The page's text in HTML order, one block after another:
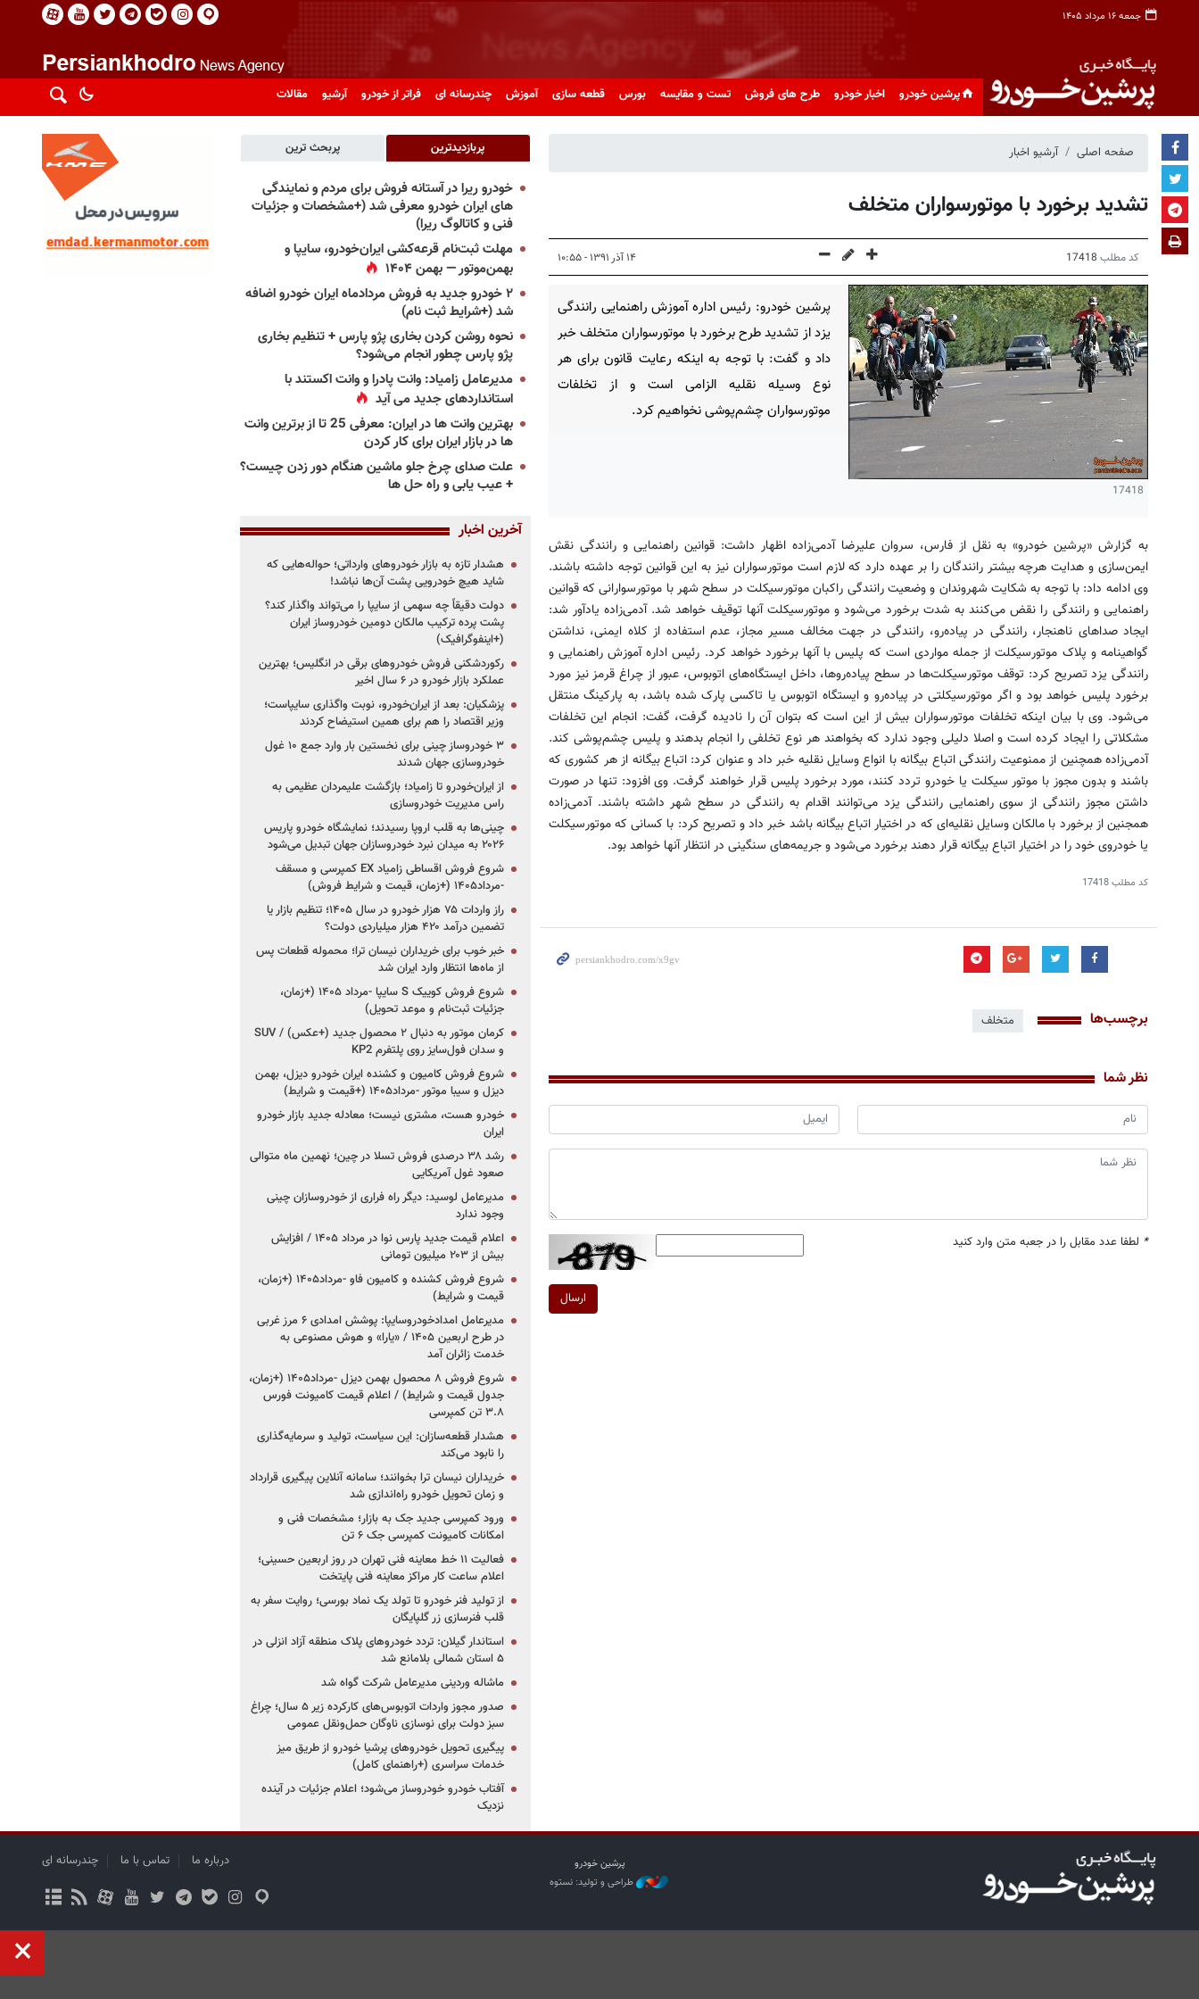
جمعه ۱۶ مرداد ۱۴۰۵
پرشین خودرو اخبار خودرو طرح های فروش تست و مقایسه بورس قطعه سازی آموزش چندرسانه ای فراتر از خودرو آرشیو مقالات
صفحه اصلی آرشیو اخبار
تشدید برخورد با موتورسواران متخلف
کد مطلب 17418 ۱۴ آذر ۱۳۹۱ - ۱۰:۵۵
17418
پرشین خودرو: رئیس اداره آموزش راهنمایی رانندگی
یزد از تشدید طرح برخورد با موتورسواران متخلف خبر
داد و گفت: با توجه به اینکه رعایت قانون برای هر
نوع وسیله نقلیه الزامی است و از تخلفات
موتورسواران چشم‌پوشی نخواهیم کرد.
به گزارش «پرشین خودرو» به نقل از فارس، سروان علیرضا آدمی‌زاده اظهار داشت: قوانین راهنمایی و رانندگی نقش
ایمن‌سازی و هدایت هرچه بیشتر رانندگان را بر عهده دارد که لازم است موتورسواران نیز به این قوانین توجه داشته باشند.
وی ادامه داد: با توجه به شکایت شهروندان و وضعیت رانندگی راکبان موتورسیکلت در سطح شهر با موتورسوارانی که قوانین
راهنمایی و رانندگی را نقض می‌کنند به شدت برخورد می‌شود و موتورسیکلت‌ آنها توقیف خواهد شد. آدمی‌زاده یادآور شد:
ایجاد صداهای ناهنجار، رانندگی در پیاده‌رو، رانندگی در جهت مخالف مسیر مجاز، عدم استفاده از کلاه ایمنی، نداشتن
گواهینامه و پلاک موتورسیکلت از جمله مواردی است که پلیس با آنها برخورد خواهد کرد. رئیس اداره آموزش راهنمایی و
رانندگی یزد تصریح کرد: توقف موتورسیکلت‌ها در سطح پیاده‌روها، داخل ایستگاه‌های اتوبوس، عبور از چراغ قرمز نیز مورد
برخورد پلیس خواهد بود و اگر موتورسیکلتی در پیاده‌رو و ایستگاه اتوبوس یا تاکسی پارک شده باشد، به پارکینگ منتقل
می‌شود. وی با بیان اینکه تخلفات موتورسواران بیش از این است که بتوان آن را نادیده گرفت، گفت: انجام این تخلفات
مشکلاتی را ایجاد کرده است و اصلا دلیلی وجود ندارد که بخواهند هر نوع تخلفی را انجام بدهند و پلیس چشم‌پوشی کند.
آدمی‌زاده همچنین از ممنوعیت رانندگی اتباع بیگانه با انواع وسایل نقلیه خبر داد و عنوان کرد: اتباع بیگانه از هر کشوری که
باشند و بدون مجوز با موتور سیکلت یا خودرو تردد کنند، مورد برخورد پلیس قرار خواهند گرفت. وی افزود: تنها در صورت
داشتن مجوز رانندگی از سوی راهنمایی رانندگی یزد می‌توانند اقدام به رانندگی در سطح شهر داشته باشند. آدمی‌زاده
همجنین از برخورد با مالکان وسایل نقلیه‌ای که در اختیار اتباع بیگانه باشد خبر داد و تصریح کرد: با کسانی که موتورسیکلت
یا خودروی خود را در اختیار اتباع بیگانه قرار دهند برخورد می‌شود و جریمه‌های سنگینی در انتظار آنها خواهد بود.
کد مطلب17418
برچسب‌ها متخلف
نظر شما
* لطفا عدد مقابل را در جعبه متن وارد کنید
ارسال
پربازدیدترین پربحث ترین
خودرو ریرا در آستانه فروش برای مردم و نمایندگی
های ایران خودرو معرفی شد (+مشخصات و جزئیات
فنی و کاتالوگ ریرا)
مهلت ثبت‌نام قرعه‌کشی ایران‌خودرو، سایپا و
بهمن‌موتور — بهمن ۱۴۰۴
۲ خودرو جدید به فروش مردادماه ایران خودرو اضافه
شد (+شرایط ثبت نام)
نحوه روشن کردن بخاری پژو پارس + تنظیم بخاری
پژو پارس چطور انجام می‌شود؟
مدیرعامل زامیاد: وانت پادرا و وانت اکستند با
استانداردهای جدید می آید
بهترین وانت ها در ایران: معرفی 25 تا از برترین وانت
ها در بازار ایران برای کار کردن
علت صدای چرخ جلو ماشین هنگام دور زدن چیست؟
+ عیب یابی و راه حل ها
آخرین اخبار
هشدار تازه به بازار خودروهای وارداتی؛ حواله‌هایی که
شاید هیچ خودرویی پشت آن‌ها نباشد!
دولت دقیقاً چه سهمی از سایپا را می‌تواند واگذار کند؟
پشت پرده ترکیب مالکان دومین خودروساز ایران
(+اینفوگرافیک)
رکوردشکنی فروش خودروهای برقی در انگلیس؛ بهترین
عملکرد بازار خودرو در ۶ سال اخیر
پزشکیان: بعد از ایران‌خودرو، نوبت واگذاری سایپاست؛
وزیر اقتصاد را هم برای همین استیضاح کردند
۳ خودروساز چینی برای نخستین بار وارد جمع ۱۰ غول
خودروسازی جهان شدند
از ایران‌خودرو تا زامیاد؛ بازگشت علیمردان عظیمی به
راس مدیریت خودروسازی
چینی‌ها به قلب اروپا رسیدند؛ نمایشگاه خودرو پاریس
۲۰۲۶ به میدان نبرد خودروسازان جهان تبدیل می‌شود
شروع فروش اقساطی زامیاد EX کمپرسی و مسقف
-مرداد۱۴۰۵ (+زمان، قیمت و شرایط فروش)
راز واردات ۷۵ هزار خودرو در سال ۱۴۰۵؛ تنظیم بازار یا
تضمین درآمد ۴۲۰ هزار میلیاردی دولت؟
خبر خوب برای خریداران نیسان ترا؛ محموله قطعات پس
از ماه‌ها انتظار وارد ایران شد
شروع فروش کوییک S سایپا -مرداد ۱۴۰۵ (+زمان،
جزئیات ثبت‌نام و موعد تحویل)
کرمان موتور به دنبال ۲ محصول جدید (+عکس) / SUV
و سدان فول‌سایز روی پلتفرم KP2
شروع فروش کامیون و کشنده ایران خودرو دیزل، بهمن
دیزل و سیبا موتور -مرداد۱۴۰۵ (+قیمت و شرایط)
خودرو هست، مشتری نیست؛ معادله جدید بازار خودرو
ایران
رشد ۳۸ درصدی فروش تسلا در چین؛ نهمین ماه متوالی
صعود غول آمریکایی
مدیرعامل لوسید: دیگر راه فراری از خودروسازان چینی
وجود ندارد
اعلام قیمت جدید پارس نوا در مرداد ۱۴۰۵ / افزایش
بیش از ۲۰۳ میلیون تومانی
شروع فروش کشنده و کامیون فاو -مرداد۱۴۰۵ (+زمان،
قیمت و شرایط)
مدیرعامل امدادخودروسایپا: پوشش امدادی ۶ مرز غربی
در طرح اربعین ۱۴۰۵ / «یارا» و هوش مصنوعی به
خدمت زائران آمد
شروع فروش ۸ محصول بهمن دیزل -مرداد۱۴۰۵ (+زمان،
جدول قیمت و شرایط) / اعلام قیمت کامیونت فورس
۳.۸ تن کمپرسی
هشدار قطعه‌سازان: این سیاست، تولید و سرمایه‌گذاری
را نابود می‌کند
خریداران نیسان ترا بخوانند؛ سامانه آنلاین پیگیری قرارداد
و زمان تحویل خودرو راه‌اندازی شد
ورود کمپرسی جدید جک به بازار؛ مشخصات فنی و
امکانات کامیونت کمپرسی جک ۶ تن
فعالیت ۱۱ خط معاینه فنی تهران در روز اربعین حسینی؛
اعلام ساعت کار مراکز معاینه فنی پایتخت
از تولید فنر خودرو تا تولد یک نماد بورسی؛ روایت سفر به
قلب فنرسازی زر گلپایگان
استاندار گیلان: تردد خودروهای پلاک منطقه آزاد انزلی در
۵ استان شمالی بلامانع شد
ماشاله وردینی مدیرعامل شرکت گواه شد
صدور مجوز واردات اتوبوس‌های کارکرده زیر ۵ سال؛ چراغ
سبز دولت برای نوسازی ناوگان حمل‌ونقل عمومی
پیگیری تحویل خودروهای پرشیا خودرو از طریق میز
خدمات سراسری (+راهنمای کامل)
آفتاب خودرو خودروساز می‌شود؛ اعلام جزئیات در آینده
نزدیک
پرشین خودرو
طراحی و تولید: نستوه
درباره ما تماس با ما چندرسانه ای